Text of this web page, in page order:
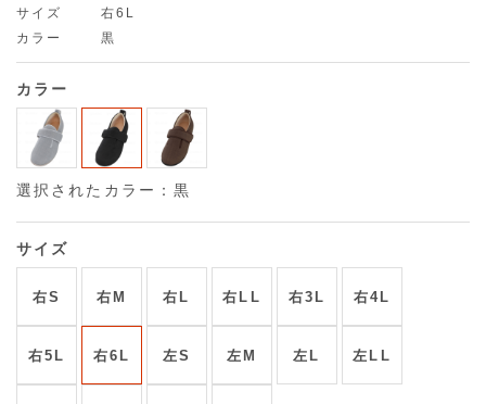
サイズ
右6L
カラー
黒
カラー
選択されたカラー：黒
サイズ
右S 右M 右L 右LL 右3L 右4L
右5L 右6L 左S 左M 左L 左LL